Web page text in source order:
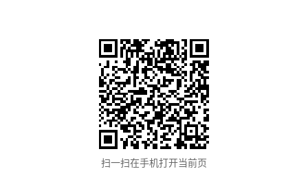
扫一扫在手机打开当前页